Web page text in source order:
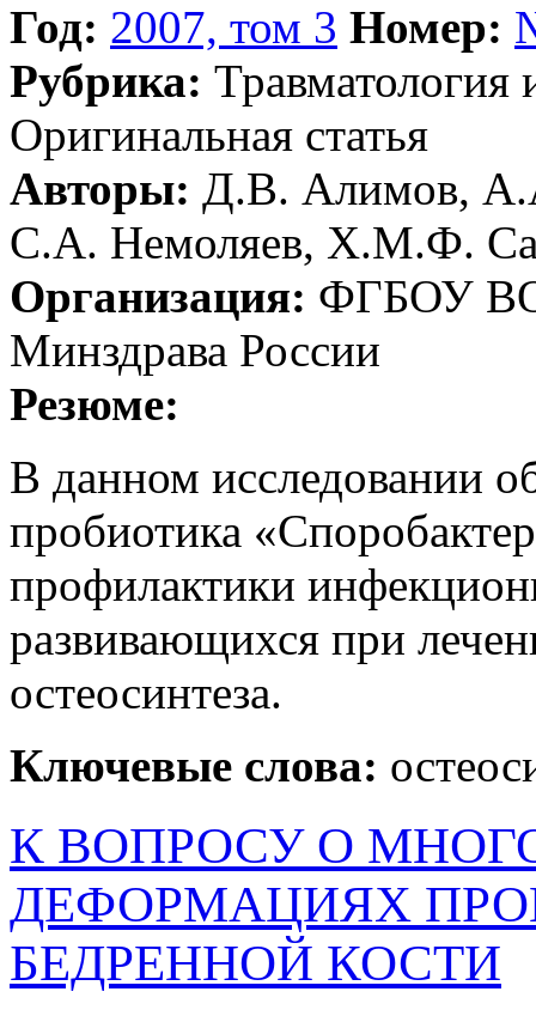
Год: 2007, том 3 Номер:
Рубрика: Травматология
Оригинальная статья
Авторы: Д.В. Алимов,
С.А. Немоляев, Х.М.Ф.
Организация: ФГБОУ ВО
Минздрава России
Резюме:
В данном исследовании
пробиотика
профилактики
развивающихся при
остеосинтеза.
Ключевые слова:
К ВОПРОСУ О
ДЕФОРМАЦИЯХ
БЕДРЕННОЙ КОСТИ